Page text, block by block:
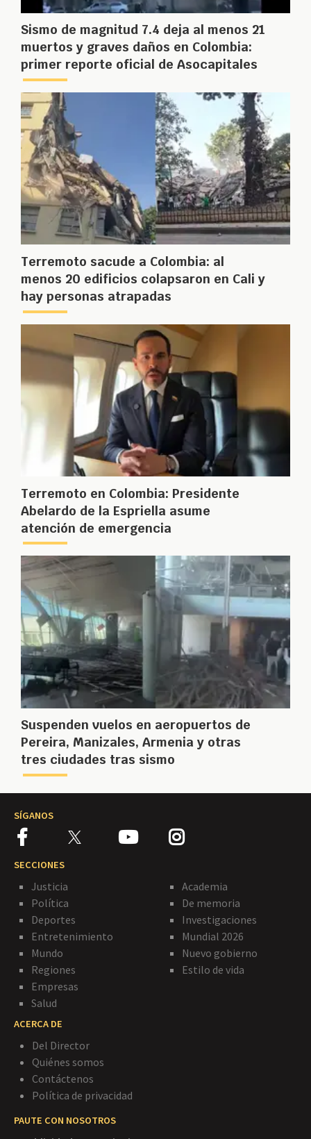
Sismo de magnitud 7.4 deja al menos 21
muertos y graves daños en Colombia:
primer reporte oficial de Asocapitales
Terremoto sacude a Colombia: al
menos 20 edificios colapsaron en Cali y
hay personas atrapadas
Terremoto en Colombia: Presidente
Abelardo de la Espriella asume
atención de emergencia
Suspenden vuelos en aeropuertos de
Pereira, Manizales, Armenia y otras
tres ciudades tras sismo
SÍGANOS
SECCIONES
Justicia
Política
Deportes
Entretenimiento
Mundo
Regiones
Empresas
Salud
Academia
De memoria
Investigaciones
Mundial 2026
Nuevo gobierno
Estilo de vida
ACERCA DE
Del Director
Quiénes somos
Contáctenos
Política de privacidad
PAUTE CON NOSOTROS